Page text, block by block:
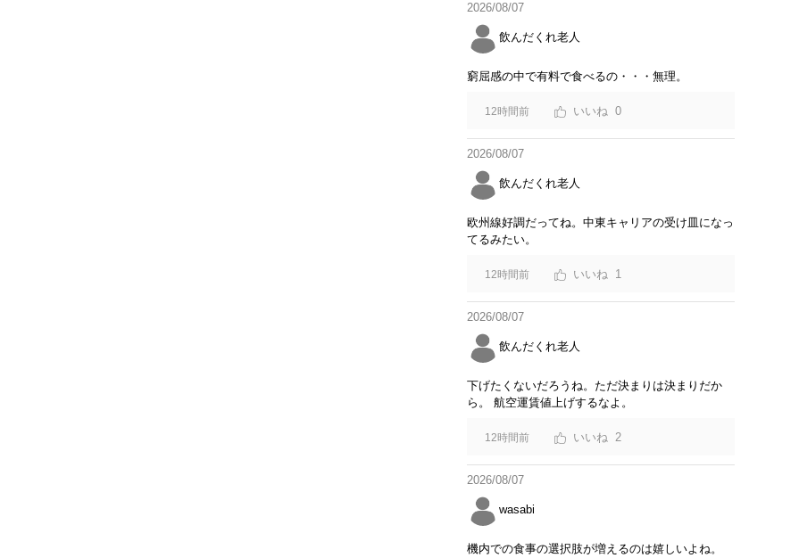
2026/08/07
飲んだくれ老人
窮屈感の中で有料で食べるの・・・無理。
12時間前 0
2026/08/07
飲んだくれ老人
欧州線好調だってね。中東キャリアの受け皿になっ
てるみたい。
12時間前 1
2026/08/07
飲んだくれ老人
下げたくないだろうね。ただ決まりは決まりだか
ら。 航空運賃値上げするなよ。
12時間前 2
2026/08/07
wasabi
機内での食事の選択肢が増えるのは嬉しいよね。